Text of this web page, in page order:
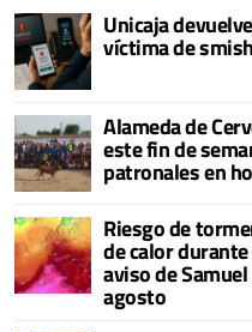
Unicaja
víctima de
Alameda de
este fin de
patronales en
Riesgo de
de calor
aviso de
agosto